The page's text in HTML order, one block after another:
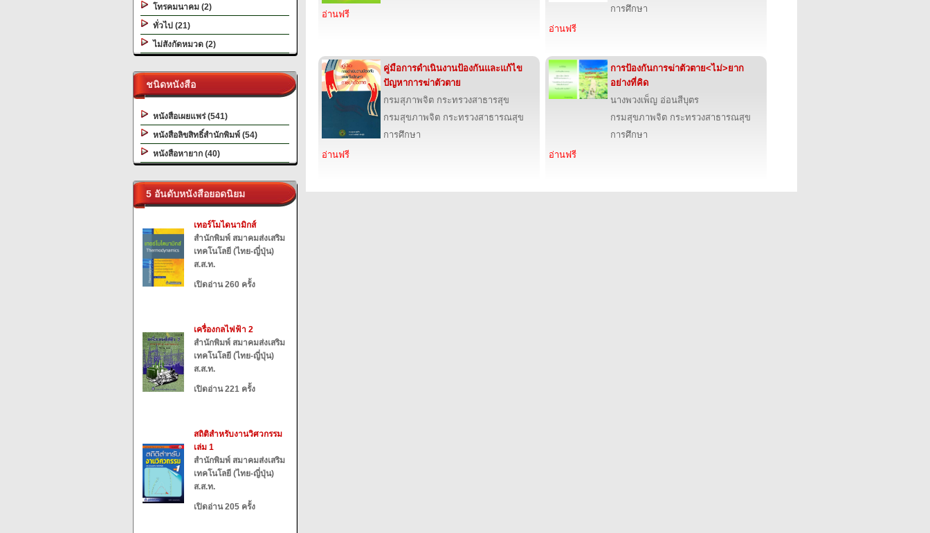
โทรคมนาคม (2)
ทั่วไป (21)
ไม่สังกัดหมวด (2)
ชนิดหนังสือ
หนังสือเผยแพร่ (541)
หนังสือลิขสิทธิ์สำนักพิมพ์ (54)
หนังสือหายาก (40)
5 อันดับหนังสือยอดนิยม
เทอร์โมไดนามิกส์
สำนักพิมพ์ สมาคมส่งเสริม
เทคโนโลยี (ไทย-ญี่ปุ่น)
ส.ส.ท.
เปิดอ่าน 260 ครั้ง
เครื่องกลไฟฟ้า 2
สำนักพิมพ์ สมาคมส่งเสริม
เทคโนโลยี (ไทย-ญี่ปุ่น)
ส.ส.ท.
เปิดอ่าน 221 ครั้ง
สถิติสำหรับงานวิศวกรรม
เล่ม 1
สำนักพิมพ์ สมาคมส่งเสริม
เทคโนโลยี (ไทย-ญี่ปุ่น)
ส.ส.ท.
เปิดอ่าน 205 ครั้ง
อ่านฟรี
การศึกษา
อ่านฟรี
คู่มือการดำเนินงานป้องกันและแก้ไข
ปัญหาการฆ่าตัวตาย
กรมสุภาพจิต กระทรวงสาธารสุข
กรมสุขภาพจิต กระทรวงสาธารณสุข
การศึกษา
อ่านฟรี
การป้องกันการฆ่าตัวตาย<ไม่>ยาก
อย่างที่คิด
นางพวงเพ็ญ อ่อนสีบุตร
กรมสุขภาพจิต กระทรวงสาธารณสุข
การศึกษา
อ่านฟรี